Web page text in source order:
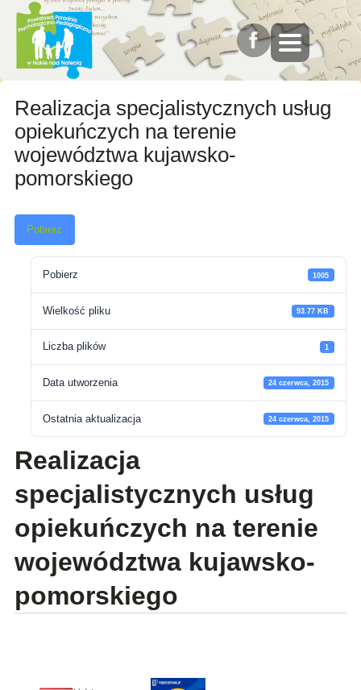
Realizacja specjalistycznych usług
opiekuńczych na terenie
województwa kujawsko-
pomorskiego
Pobierz
Pobierz 1005
Wielkość pliku 93.77 KB
Liczba plików 1
Data utworzenia 24 czerwca, 2015
Ostatnia aktualizacja 24 czerwca, 2015
Realizacja
specjalistycznych usług
opiekuńczych na terenie
województwa kujawsko-
pomorskiego